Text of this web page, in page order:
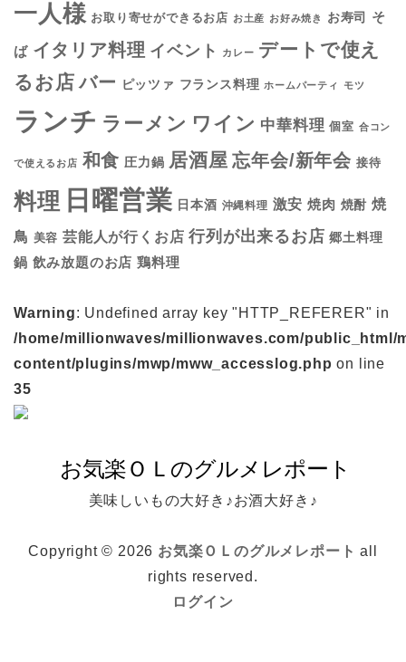
一人様 お取り寄せができるお店 お土産 お好み焼き お寿司 そ
ば イタリア料理 イベント カレー デートで使え
るお店 バー ピッツァ フランス料理 ホームパーティ モツ
ランチ ラーメン ワイン 中華料理 個室 合コン
で使えるお店 和食 圧力鍋 居酒屋 忘年会/新年会 接待
料理 日曜営業 日本酒 沖縄料理 激安 焼肉 焼酎 焼
鳥 美容 芸能人が行くお店 行列が出来るお店 郷土料理
鍋 飲み放題のお店 鶏料理
Warning: Undefined array key "HTTP_REFERER" in
/home/millionwaves/millionwaves.com/public_html/
content/plugins/mwp/mww_accesslog.php on line
35
美味しいもの大好き♪お酒大好き♪
Copyright © 2026 お気楽ＯＬのグルメレポート all
rights reserved.
ログイン